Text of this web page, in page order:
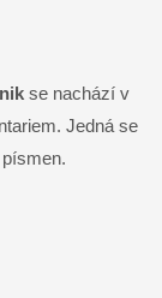
se nachází v
Jedná se